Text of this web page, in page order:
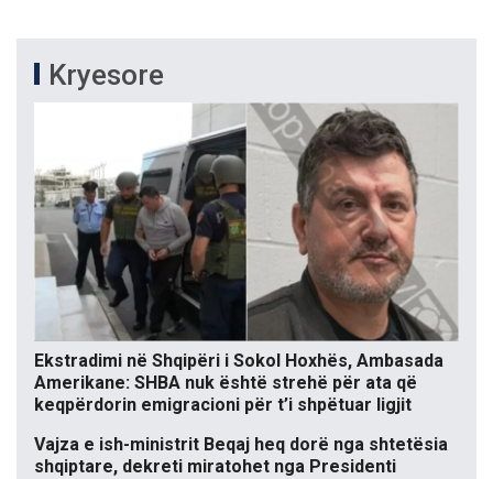
Kryesore
Ekstradimi në Shqipëri i Sokol Hoxhës, Ambasada
Amerikane: SHBA nuk është strehë për ata që
keqpërdorin emigracioni për t’i shpëtuar ligjit
Vajza e ish-ministrit Beqaj heq dorë nga shtetësia
shqiptare, dekreti miratohet nga Presidenti